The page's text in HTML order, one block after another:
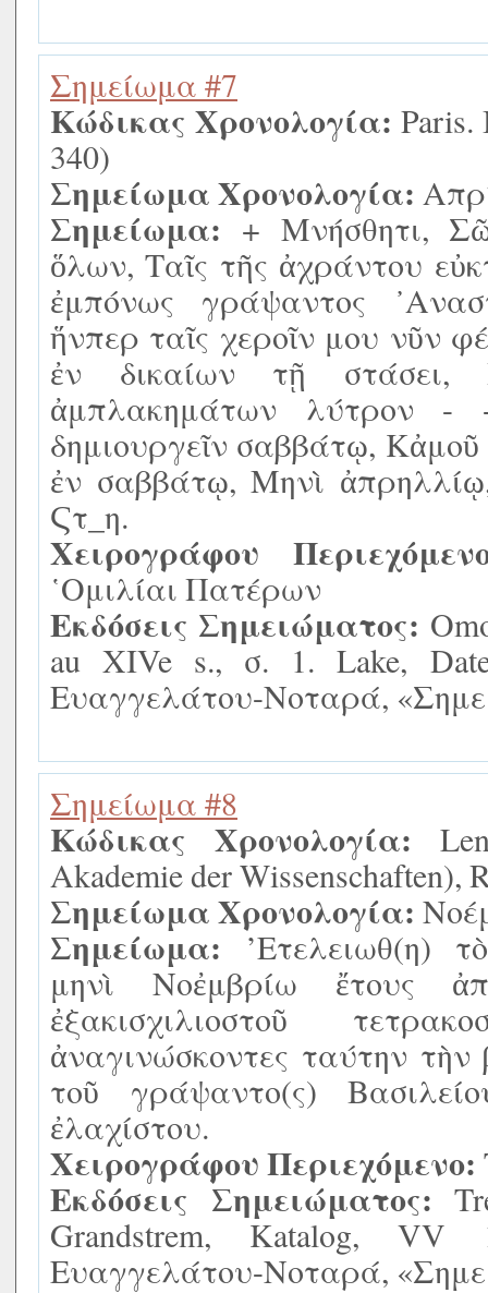
Σημείωμα #7
Κώδικας Χρονολογία: Paris.
340)
Σημείωμα Χρονολογία:
Σημείωμα: + Μνήσθητι,
ὅλων, Ταῖς τῆς ἀχράντου
ἐμπόνως γράψαντος
ἥνπερ ταῖς χεροῖν μου νῦν
ἐν δικαίων τῇ στάσει,
ἀμπλακημάτων λύτρον -
δημιουργεῖν σαββάτῳ,
ἐν σαββάτῳ, Μηνὶ ἀπρηλλίῳ,
Ϛτ_η.
Χειρογράφου
῾Ομιλίαι Πατέρων
Εκδόσεις Σημειώματος:
au XIVe s., σ. 1. Lake,
Ευαγγελάτου-Νοταρά,
Σημείωμα #8
Κώδικας Χρονολογία:
Akademie der Wissenschaften),
Σημείωμα Χρονολογία:
Σημείωμα: ’Ετελειωθ(η)
μηνὶ Νοἐμβρίω ἔτους
ἐξακισχιλιοστοῦ
ἀναγινώσκοντες ταύτην τὴν
τοῦ γράψαντο(ς)
ἐλαχίστου.
Χειρογράφου Περιεχόμενο:
Εκδόσεις Σημειώματος:
Grandstrem, Katalog,
Ευαγγελάτου-Νοταρά,